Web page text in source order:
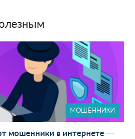
МОШЕННИКИ
мошенники в интернете —